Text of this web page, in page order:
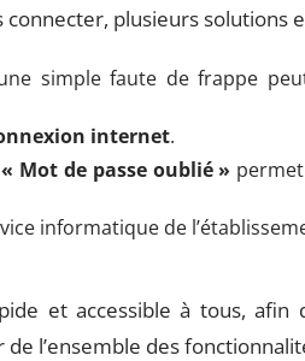
plusieurs solutions
simple faute de frappe
internet.
« Mot de passe oublié »
informatique de
et accessible à tous, afin
l’ensemble des